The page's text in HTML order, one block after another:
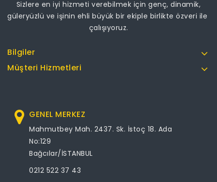
Sizlere en iyi hizmeti verebilmek için genç, dinamik,
güleryüzlü ve işinin ehli büyük bir ekiple birlikte özveri ile
çalışıyoruz.
Bilgiler
Müşteri Hizmetleri
GENEL MERKEZ
Mahmutbey Mah. 2437. Sk. İstoç 18. Ada
No:129
Bağcılar/İSTANBUL
0212 522 37 43